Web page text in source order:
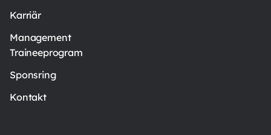
Karriär
Management
Traineeprogram
Sponsring
Kontakt